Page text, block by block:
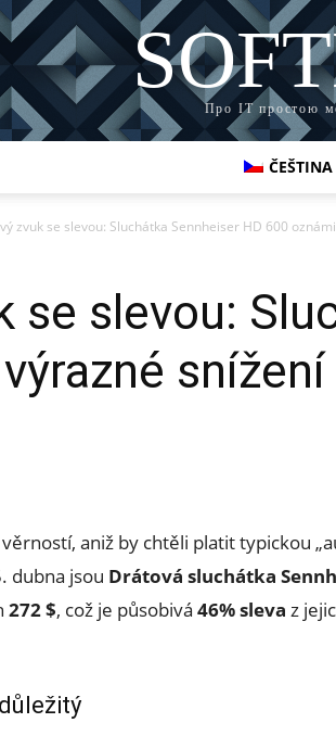
Про ІТ простою
ČEŠTINA
zvuk se slevou: Sluchátka Sennheiser HD 600
se slevou:
aniž by chtěli platit typickou
dubna jsou Drátová sluchátka
272 $, což je působivá 46% sleva z